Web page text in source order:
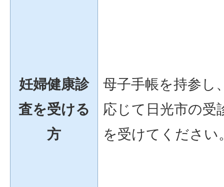
妊婦健康診
査を受ける
方
母子手帳を持参し
応じて日光市の受
を受けてください